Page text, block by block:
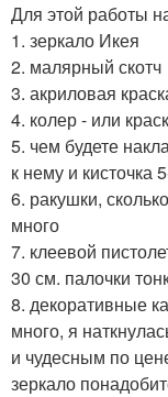
Для этой работы
1. зеркало Икея
2. малярный скотч
3. акриловая
4. колер - или
5. чем будете
к нему и кисточка
6. ракушки,
много
7. клеевой
30 см. палочки
8. декоративные
много, я
и чудесным по
зеркало